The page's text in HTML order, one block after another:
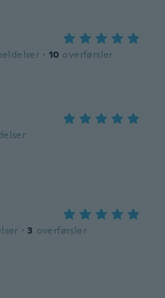
· 10 overførsler
· 3 overførsler